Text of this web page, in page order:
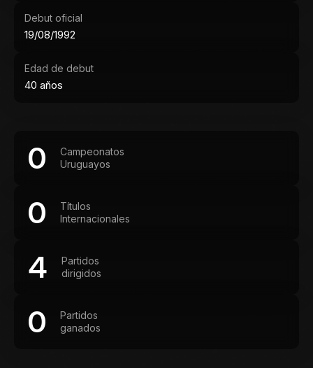
Debut oficial
19/08/1992
Edad de debut
40 años
0
Campeonatos
Uruguayos
0
Títulos
Internacionales
4
Partidos
dirigidos
0
Partidos
ganados